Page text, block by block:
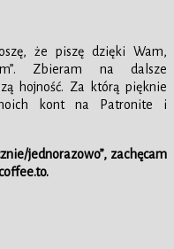
że piszę dzięki Wam,
Zbieram na dalsze
hojność. Za którą pięknie
kont na Patronite i
jednorazowo”, zachęcam